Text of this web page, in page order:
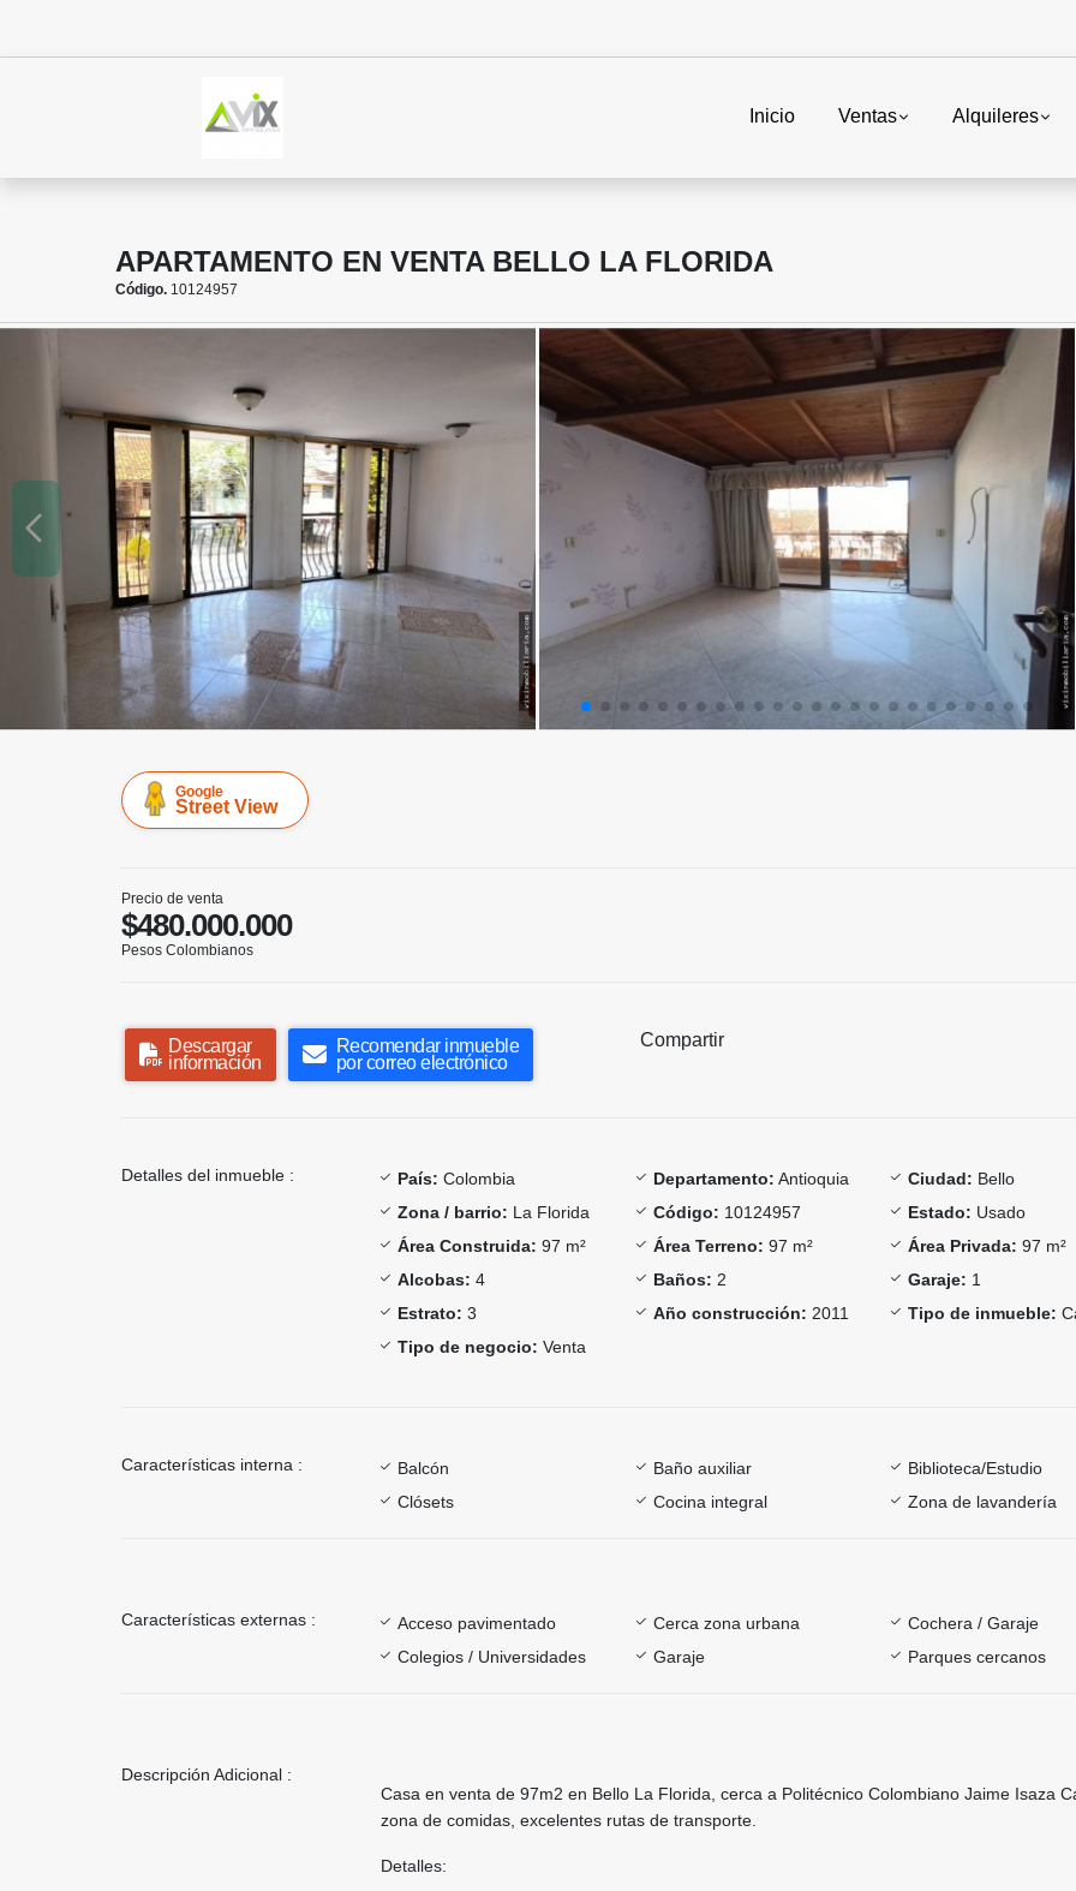
Inicio Ventas Alquileres
APARTAMENTO EN VENTA BELLO LA FLORIDA
Código. 10124957
Google
Street View
Precio de venta
$480.000.000
Pesos Colombianos
Descargar
información
Recomendar inmueble
por correo electrónico
Compartir
Detalles del inmueble : País: Colombia Departamento: Antioquia Ciudad: Bello
Zona / barrio: La Florida Código: 10124957 Estado: Usado
Área Construida: 97 m² Área Terreno: 97 m² Área Privada: 97 m²
Alcobas: 4 Baños: 2 Garaje: 1
Estrato: 3 Año construcción: 2011 Tipo de inmueble:
Tipo de negocio: Venta
Características interna : Balcón Baño auxiliar
Biblioteca/Estudio
Clósets
Cocina integral Zona de lavandería
Características externas : Acceso pavimentado Cerca zona urbana
Cochera / Garaje
Colegios / Universidades
Garaje Parques cercanos
Descripción Adicional :
Casa en venta de 97m2 en Bello La Florida, cerca a Politécnico Colombiano Jaime Isaza
zona de comidas, excelentes rutas de transporte.
Detalles: